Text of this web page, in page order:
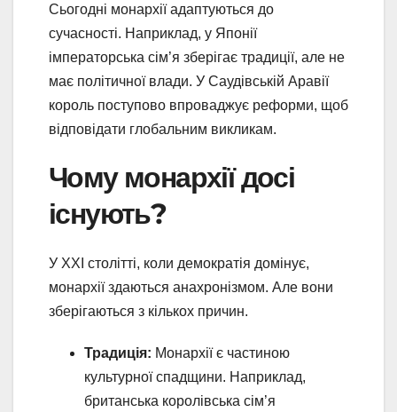
Сьогодні монархії адаптуються до
сучасності. Наприклад, у Японії
імператорська сім’я зберігає традиції, але не
має політичної влади. У Саудівській Аравії
король поступово впроваджує реформи, щоб
відповідати глобальним викликам.
Чому монархії досі
існують?
У XXI столітті, коли демократія домінує,
монархії здаються анахронізмом. Але вони
зберігаються з кількох причин.
Традиція: Монархії є частиною
культурної спадщини. Наприклад,
британська королівська сім’я